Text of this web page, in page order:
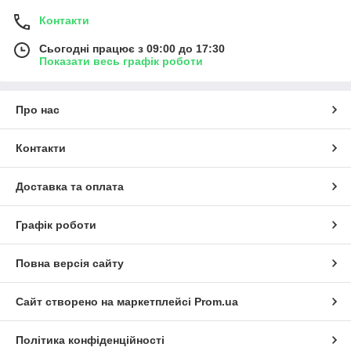
Контакти
Сьогодні працює з 09:00 до 17:30
Показати весь графік роботи
Про нас
Контакти
Доставка та оплата
Графік роботи
Повна версія сайту
Сайт створено на маркетплейсі Prom.ua
Політика конфіденційності